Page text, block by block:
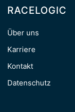
RACELOGIC
Über uns
Karriere
Kontakt
Datenschutz